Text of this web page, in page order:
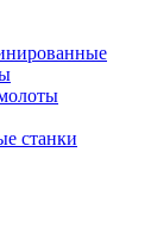
станки